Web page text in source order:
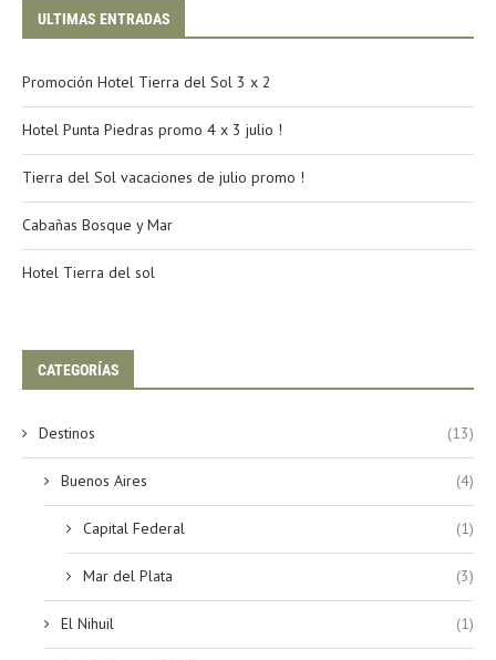
ULTIMAS ENTRADAS
Promoción Hotel Tierra del Sol 3 x 2
Hotel Punta Piedras promo 4 x 3 julio !
Tierra del Sol vacaciones de julio promo !
Cabañas Bosque y Mar
Hotel Tierra del sol
CATEGORÍAS
Destinos (13)
Buenos Aires (4)
Capital Federal (1)
Mar del Plata (3)
El Nihuil (1)